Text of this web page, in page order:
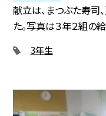
献立は、まつぶた寿司
た。写真は３年２組の
3年生